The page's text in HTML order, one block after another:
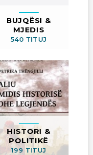
BUJQËSI &
MJEDIS
540 TITUJ
HISTORI &
POLITIKË
199 TITUJ